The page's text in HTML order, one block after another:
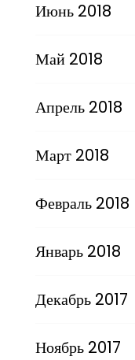
Июнь 2018
Май 2018
Апрель 2018
Март 2018
Февраль 2018
Январь 2018
Декабрь 2017
Ноябрь 2017